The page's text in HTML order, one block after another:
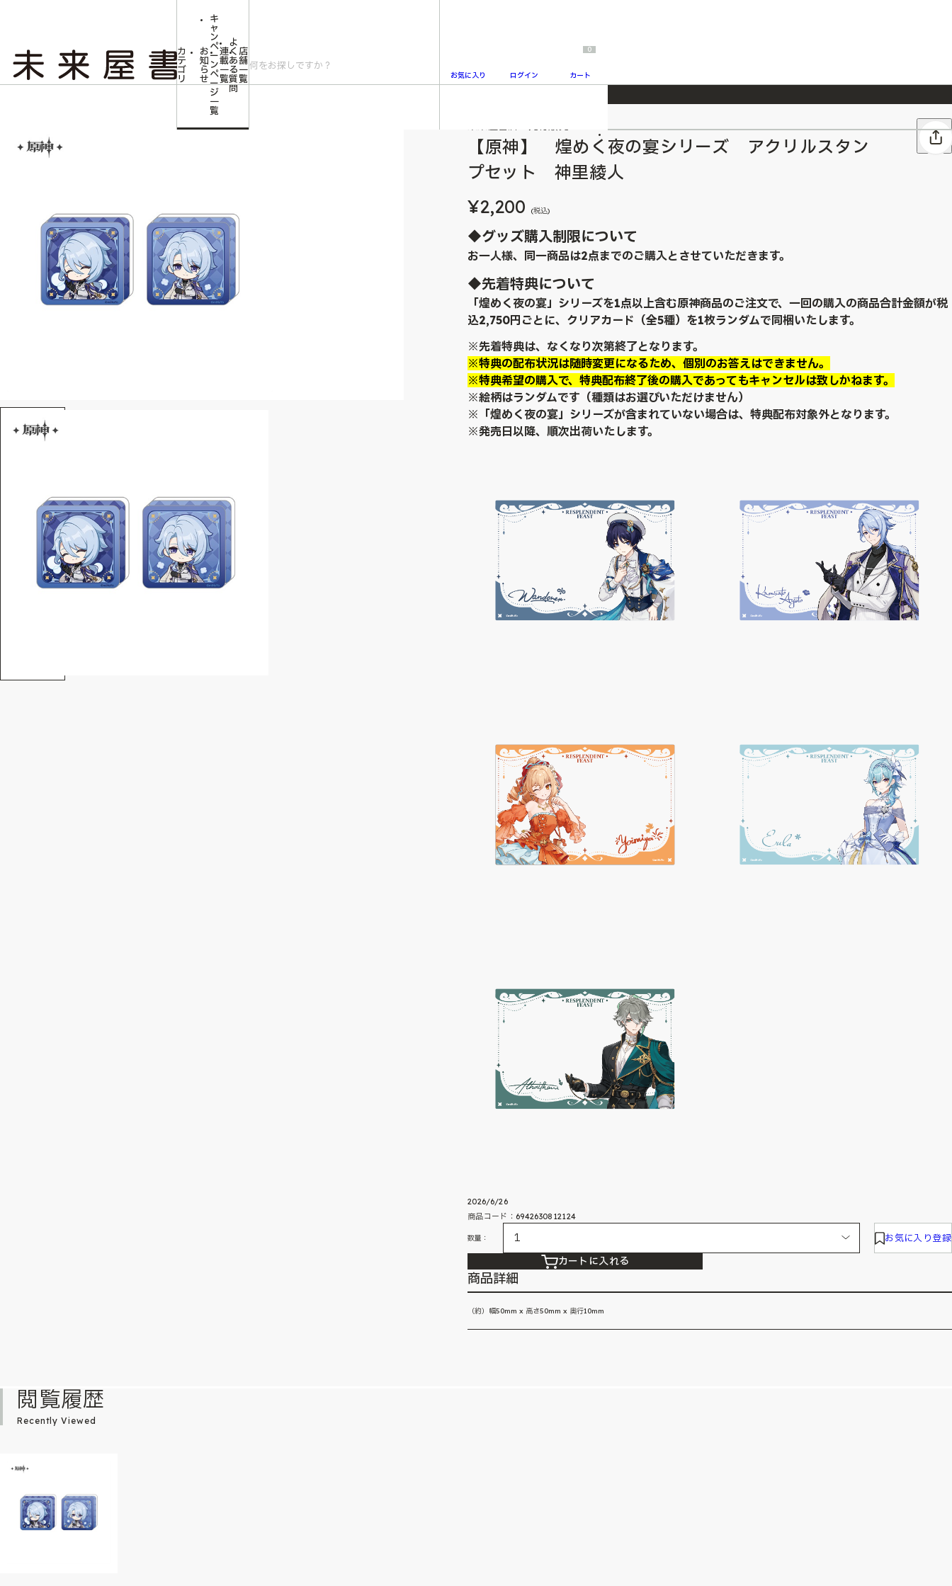
2026/7/23 『ONE PIECE magazine 021 ONE PIECEカード付き同梱版』発売延期のご案内
カ
テ
ゴ
リ
お
知
ら
せ
キ
ャ
ン
ペ
ー
ン
ペ
ー
ジ
一
覧
連
載
一
覧
よ
く
あ
る
質
問
店
舗
一
覧
お気に入り ログイン
0
カート
【原神】 煌めく夜の宴シリーズ アクリルスタンプセット 神里綾人
【原神】 煌めく夜の宴シリーズ アクリルスタン
プセット 神里綾人
¥2,200 (税込)
◆グッズ購入制限について
お一人様、同一商品は2点までのご購入とさせていただきます。
◆先着特典について
「煌めく夜の宴」シリーズを1点以上含む原神商品のご注文で、一回の購入の商品合計金額が税
込2,750円ごとに、クリアカード（全5種）を1枚ランダムで同梱いたします。
※先着特典は、なくなり次第終了となります。
※特典の配布状況は随時変更になるため、個別のお答えはできません。
※特典希望の購入で、特典配布終了後の購入であってもキャンセルは致しかねます。
※絵柄はランダムです（種類はお選びいただけません）
※「煌めく夜の宴」シリーズが含まれていない場合は、特典配布対象外となります。
※発売日以降、順次出荷いたします。
2026/6/26
商品コード：6942630812124
数量： お気に入り登録
カートに入れる
商品詳細
（約）幅50mm x 高さ50mm x 奥行10mm
閲覧履歴
Recently Viewed